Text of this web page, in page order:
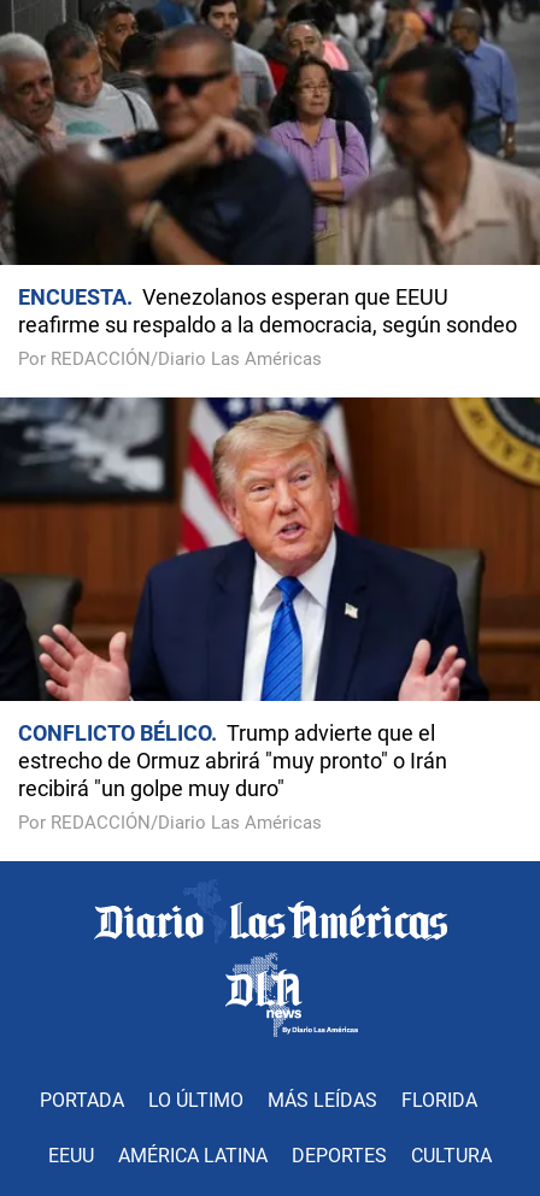
ENCUESTA
Venezolanos esperan que EEUU
reafirme su respaldo a la democracia, según sondeo
Por REDACCIÓN/Diario Las Américas
CONFLICTO BÉLICO
Trump advierte que el
estrecho de Ormuz abrirá "muy pronto" o Irán
recibirá "un golpe muy duro"
Por REDACCIÓN/Diario Las Américas
PORTADA LO ÚLTIMO MÁS LEÍDAS FLORIDA
EEUU AMÉRICA LATINA DEPORTES CULTURA